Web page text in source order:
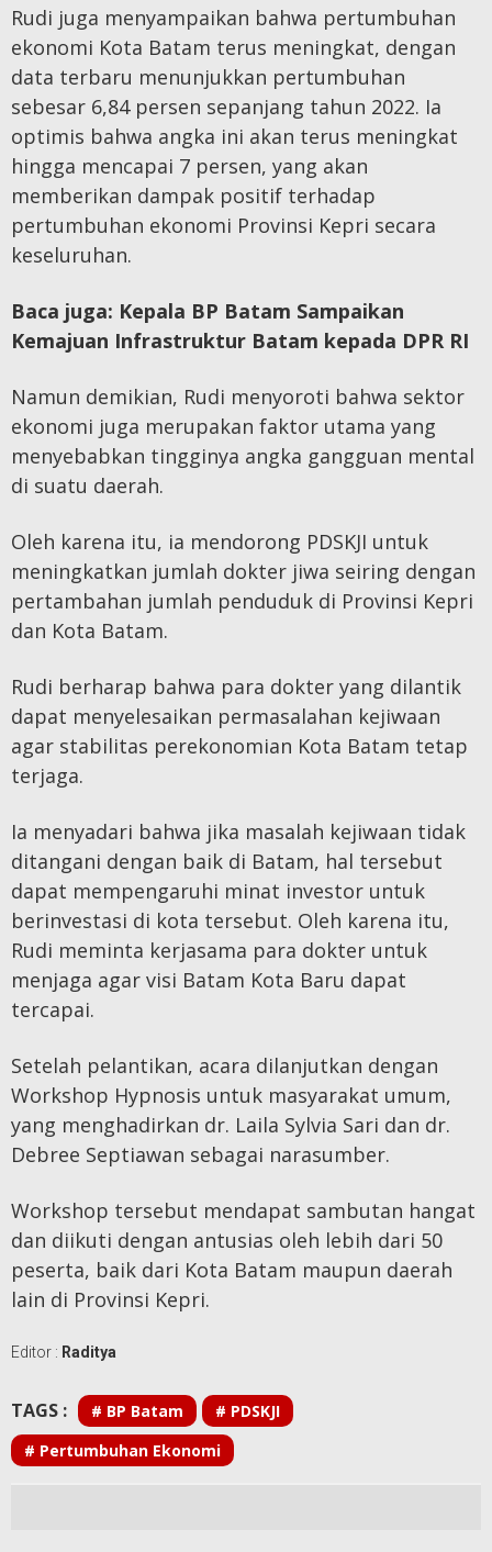
Rudi juga menyampaikan bahwa pertumbuhan
ekonomi Kota Batam terus meningkat, dengan
data terbaru menunjukkan pertumbuhan
sebesar 6,84 persen sepanjang tahun 2022. Ia
optimis bahwa angka ini akan terus meningkat
hingga mencapai 7 persen, yang akan
memberikan dampak positif terhadap
pertumbuhan ekonomi Provinsi Kepri secara
keseluruhan.
Baca juga: Kepala BP Batam Sampaikan
Kemajuan Infrastruktur Batam kepada DPR RI
Namun demikian, Rudi menyoroti bahwa sektor
ekonomi juga merupakan faktor utama yang
menyebabkan tingginya angka gangguan mental
di suatu daerah.
Oleh karena itu, ia mendorong PDSKJI untuk
meningkatkan jumlah dokter jiwa seiring dengan
pertambahan jumlah penduduk di Provinsi Kepri
dan Kota Batam.
Rudi berharap bahwa para dokter yang dilantik
dapat menyelesaikan permasalahan kejiwaan
agar stabilitas perekonomian Kota Batam tetap
terjaga.
Ia menyadari bahwa jika masalah kejiwaan tidak
ditangani dengan baik di Batam, hal tersebut
dapat mempengaruhi minat investor untuk
berinvestasi di kota tersebut. Oleh karena itu,
Rudi meminta kerjasama para dokter untuk
menjaga agar visi Batam Kota Baru dapat
tercapai.
Setelah pelantikan, acara dilanjutkan dengan
Workshop Hypnosis untuk masyarakat umum,
yang menghadirkan dr. Laila Sylvia Sari dan dr.
Debree Septiawan sebagai narasumber.
Workshop tersebut mendapat sambutan hangat
dan diikuti dengan antusias oleh lebih dari 50
peserta, baik dari Kota Batam maupun daerah
lain di Provinsi Kepri.
Editor : Raditya
TAGS : # BP Batam
# PDSKJI
# Pertumbuhan Ekonomi